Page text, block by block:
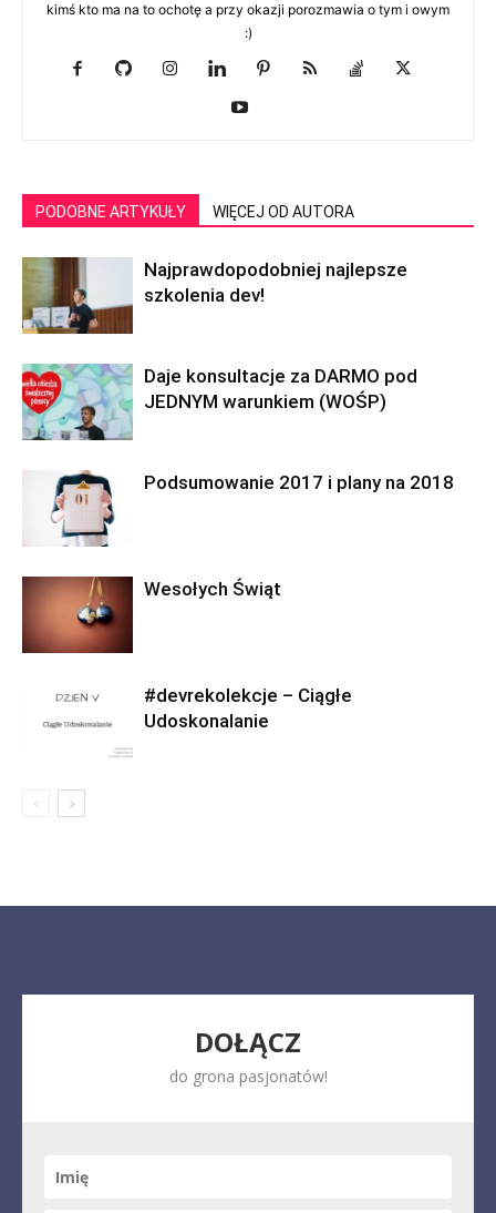
kimś kto ma na to ochotę a przy okazji porozmawia o tym i owym
:)
PODOBNE ARTYKUŁY WIĘCEJ OD AUTORA
Najprawdopodobniej najlepsze
szkolenia dev!
Daje konsultacje za DARMO pod
JEDNYM warunkiem (WOŚP)
Podsumowanie 2017 i plany na 2018
Wesołych Świąt
#devrekolekcje – Ciągłe
Udoskonalanie
DOŁĄCZ
do grona pasjonatów!